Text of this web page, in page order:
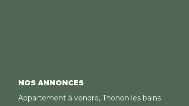
NOS ANNONCES
Appartement à vendre, Thonon les bains